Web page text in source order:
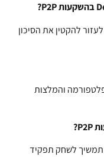
להקטין את הסיכון
והמלצות
תמשיך לשחק תפקיד